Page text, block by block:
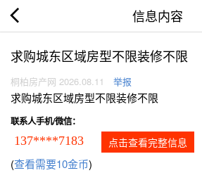
信息内容
求购城东区域房型不限装修不限
桐柏房产网 2026.08.11 举报
求购城东区域房型不限装修不限
联系人手机/微信：
137****7183 点击查看完整信息
(查看需要10金币)